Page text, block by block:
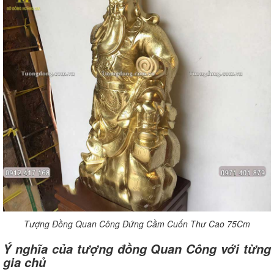
Tượng Đồng Quan Công Đứng Cầm Cuốn Thư Cao 75Cm
Ý nghĩa của tượng đồng Quan Công với từng
gia chủ